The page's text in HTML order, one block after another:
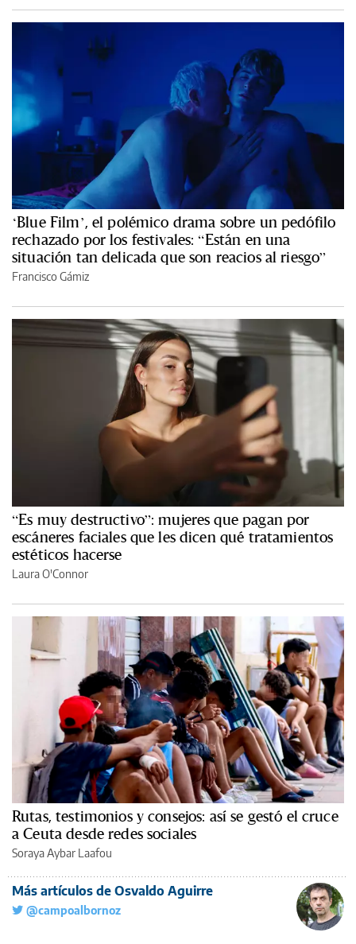
‘Blue Film’, el polémico drama sobre un pedófilo
rechazado por los festivales: “Están en una
situación tan delicada que son reacios al riesgo”
Francisco Gámiz
“Es muy destructivo”: mujeres que pagan por
escáneres faciales que les dicen qué tratamientos
estéticos hacerse
Laura O'Connor
Rutas, testimonios y consejos: así se gestó el cruce
a Ceuta desde redes sociales
Soraya Aybar Laafou
Más artículos de Osvaldo Aguirre
@campoalbornoz